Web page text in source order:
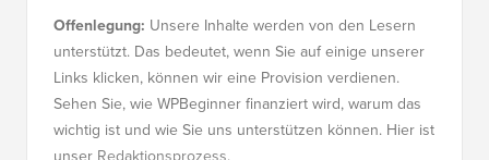
Offenlegung: Unsere Inhalte werden von den Lesern
unterstützt. Das bedeutet, wenn Sie auf einige unserer
Links klicken, können wir eine Provision verdienen.
Sehen Sie, wie WPBeginner finanziert wird, warum das
wichtig ist und wie Sie uns unterstützen können. Hier ist